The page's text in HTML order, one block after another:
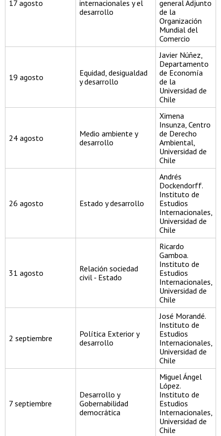
17 agosto
internacionales y el
desarrollo
general Adjunto
de la
Organización
Mundial del
Comercio
19 agosto
Equidad, desigualdad
y desarrollo
Javier Núñez,
Departamento
de Economía
de la
Universidad de
Chile
24 agosto
Medio ambiente y
desarrollo
Ximena
Insunza, Centro
de Derecho
Ambiental,
Universidad de
Chile
26 agosto Estado y desarrollo
Andrés
Dockendorff.
Instituto de
Estudios
Internacionales,
Universidad de
Chile
31 agosto
Relación sociedad
civil - Estado
Ricardo
Gamboa.
Instituto de
Estudios
Internacionales,
Universidad de
Chile
2 septiembre
Política Exterior y
desarrollo
José Morandé.
Instituto de
Estudios
Internacionales,
Universidad de
Chile
7 septiembre
Desarrollo y
Gobernabilidad
democrática
Miguel Ángel
López.
Instituto de
Estudios
Internacionales,
Universidad de
Chile